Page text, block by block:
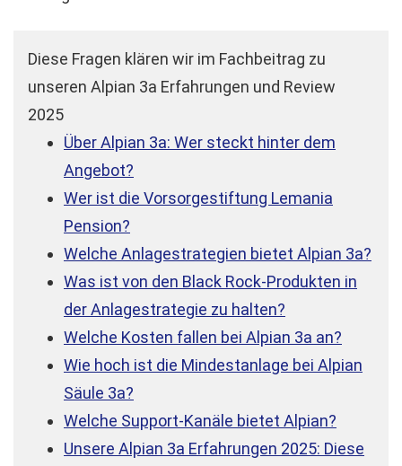
Diese Fragen klären wir im Fachbeitrag zu
unseren Alpian 3a Erfahrungen und Review
2025
Über Alpian 3a: Wer steckt hinter dem
Angebot?
Wer ist die Vorsorgestiftung Lemania
Pension?
Welche Anlagestrategien bietet Alpian 3a?
Was ist von den Black Rock-Produkten in
der Anlagestrategie zu halten?
Welche Kosten fallen bei Alpian 3a an?
Wie hoch ist die Mindestanlage bei Alpian
Säule 3a?
Welche Support-Kanäle bietet Alpian?
Unsere Alpian 3a Erfahrungen 2025: Diese